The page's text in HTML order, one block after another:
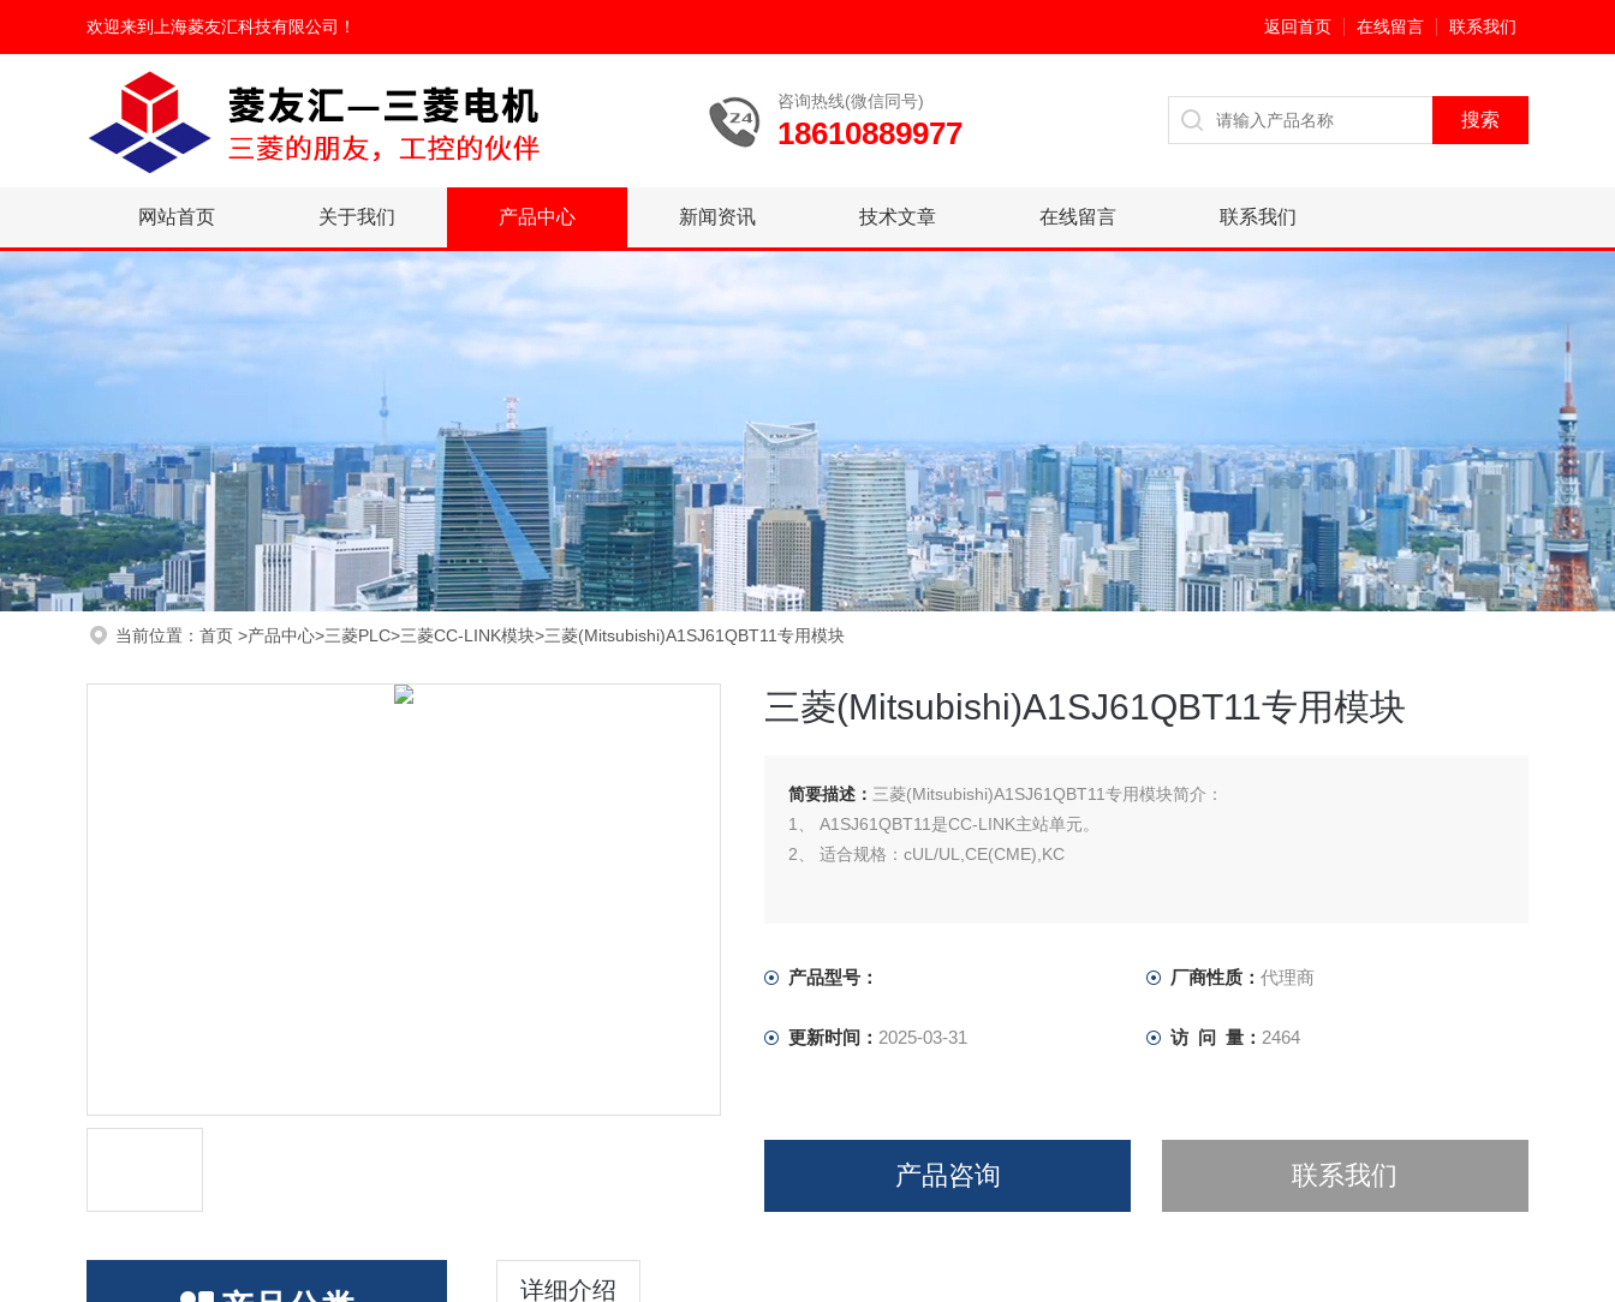
欢迎来到 上海菱友汇科技有限公司 ！ 返回首页 在线留言 联系我们
咨询热线(微信同号)
18610889977
网站首页 关于我们 产品中心 新闻资讯 技术文章 在线留言 联系我们
当前位置： 首页 >产品中心>三菱PLC>三菱CC-LINK模块>三菱(Mitsubishi)A1SJ61QBT11专用模块
三菱(Mitsubishi)A1SJ61QBT11专用模块
简要描述： 三菱(Mitsubishi)A1SJ61QBT11专用模块简介：
1、 A1SJ61QBT11是CC-LINK主站单元。
2、 适合规格：cUL/UL,CE(CME),KC
产品型号： 厂商性质： 代理商
更新时间： 2025-03-31 访 问 量： 2464
产品咨询 联系我们
详细介绍